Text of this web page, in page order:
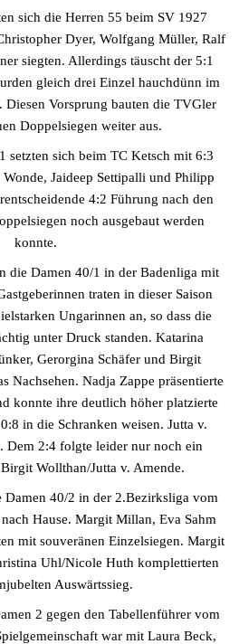
sich die Herren 55 beim SV 1927
Dyer, Wolfgang Müller, Ralf
siegten. Allerdings täuscht der 5:1
gleich drei Einzel hauchdünn im
Diesen Vorsprung bauten die TVGler
Doppelsiegen weiter aus.
setzten sich beim TC Ketsch mit 6:3
Jaideep Settipalli und Philipp
4:2 Führung nach den
noch ausgebaut werden
konnte.
die Damen 40/1 in der Badenliga mit
traten in dieser Saison
Ungarinnen an, so dass die
unter Druck standen. Katarina
Gerorgina Schäfer und Birgit
Nachsehen. Nadja Zappe präsentierte
konnte ihre deutlich höher platzierte
in die Schranken weisen. Jutta v.
Dem 2:4 folgte leider nur noch ein
Wollthan/Jutta v. Amende.
Damen 40/2 in der 2.Bezirksliga vom
Hause. Margit Millan, Eva Sahm
mit souveränen Einzelsiegen. Margit
Uhl/Nicole Huth komplettierten
Auswärtssieg.
2 gegen den Tabellenführer vom
war mit Laura Beck,